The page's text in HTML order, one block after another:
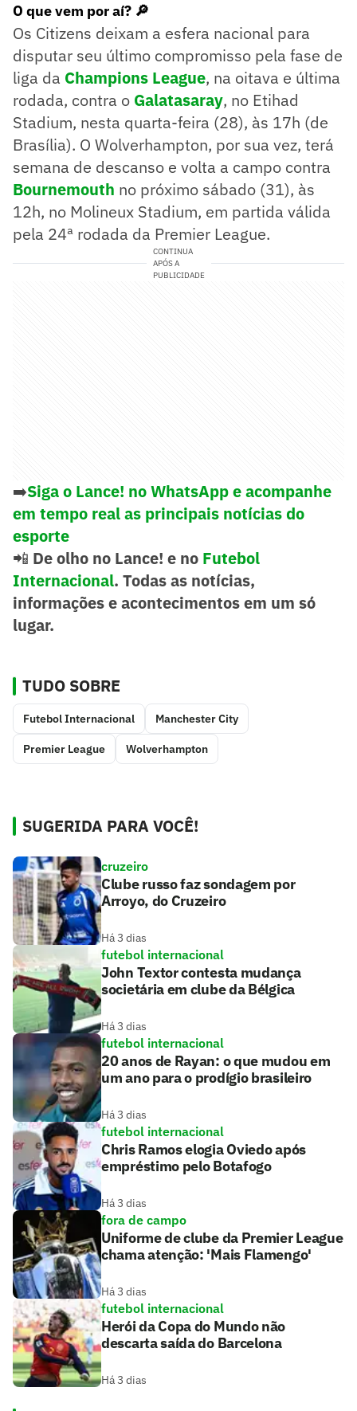
O que vem por aí? 🔎
Os Citizens deixam a esfera nacional para
disputar seu último compromisso pela fase de
liga da Champions League, na oitava e última
rodada, contra o Galatasaray, no Etihad
Stadium, nesta quarta-feira (28), às 17h (de
Brasília). O Wolverhampton, por sua vez, terá
semana de descanso e volta a campo contra
Bournemouth no próximo sábado (31), às
12h, no Molineux Stadium, em partida válida
pela 24ª rodada da Premier League.
CONTINUA
APÓS A
PUBLICIDADE
➡️Siga o Lance! no WhatsApp e acompanhe
em tempo real as principais notícias do
esporte
📲 De olho no Lance! e no Futebol
Internacional. Todas as notícias,
informações e acontecimentos em um só
lugar.
TUDO SOBRE
Futebol Internacional Manchester City
Premier League Wolverhampton
SUGERIDA PARA VOCÊ!
cruzeiro
Clube russo faz sondagem por
Arroyo, do Cruzeiro
Há 3 dias
futebol internacional
John Textor contesta mudança
societária em clube da Bélgica
Há 3 dias
futebol internacional
20 anos de Rayan: o que mudou em
um ano para o prodígio brasileiro
Há 3 dias
futebol internacional
Chris Ramos elogia Oviedo após
empréstimo pelo Botafogo
Há 3 dias
fora de campo
Uniforme de clube da Premier League
chama atenção: 'Mais Flamengo'
Há 3 dias
futebol internacional
Herói da Copa do Mundo não
descarta saída do Barcelona
Há 3 dias